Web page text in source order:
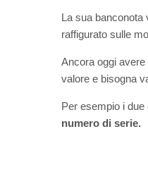
La sua banconota
raffigurato sulle
Ancora oggi
valore e bisogna
Per esempio i
numero di serie.